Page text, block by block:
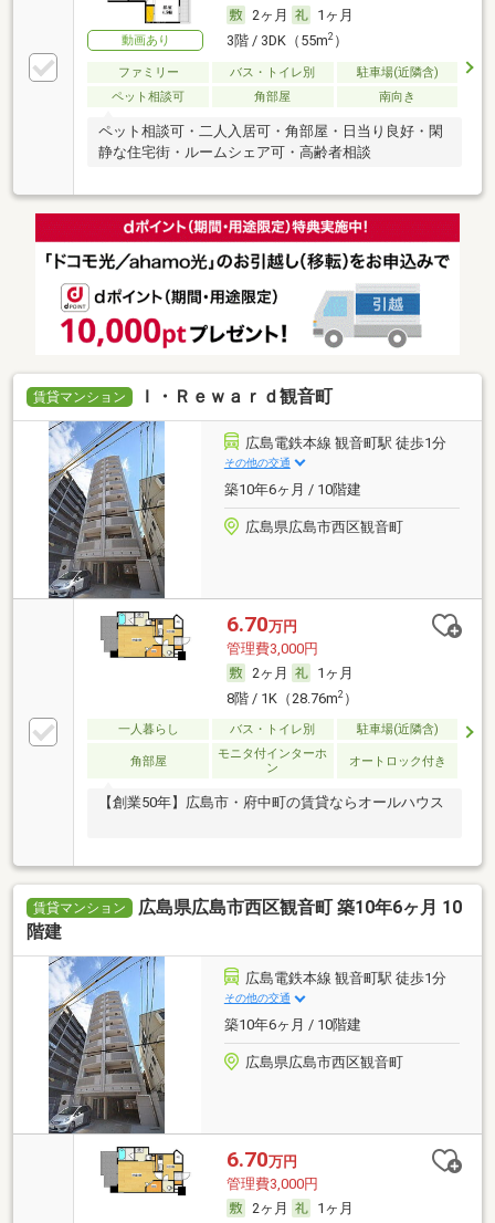
動画あり
2ヶ月
1ヶ月
3階 / 3DK（55m2）
ファミリー バス・トイレ別
駐車場(近隣含)
ペット相談可
角部屋 南向き
ペット相談可・二人入居可・角部屋・日当り良好・閑
静な住宅街・ルームシェア可・高齢者相談
賃貸マンション Ｉ・Ｒｅｗａｒｄ観音町
広島電鉄本線 観音町駅 徒歩1分
その他の交通
築10年6ヶ月 / 10階建
広島県広島市西区観音町
6.70万円
管理費3,000円
2ヶ月
1ヶ月
8階 / 1K（28.76m2）
一人暮らし バス・トイレ別 駐車場(近隣含)
角部屋
モニタ付インターホ
ン
オートロック付き
【創業50年】広島市・府中町の賃貸ならオールハウス
賃貸マンション
広島県広島市西区観音町 築10年6ヶ月 10
階建
広島電鉄本線 観音町駅 徒歩1分
その他の交通
築10年6ヶ月 / 10階建
広島県広島市西区観音町
6.70万円
管理費3,000円
2ヶ月
1ヶ月